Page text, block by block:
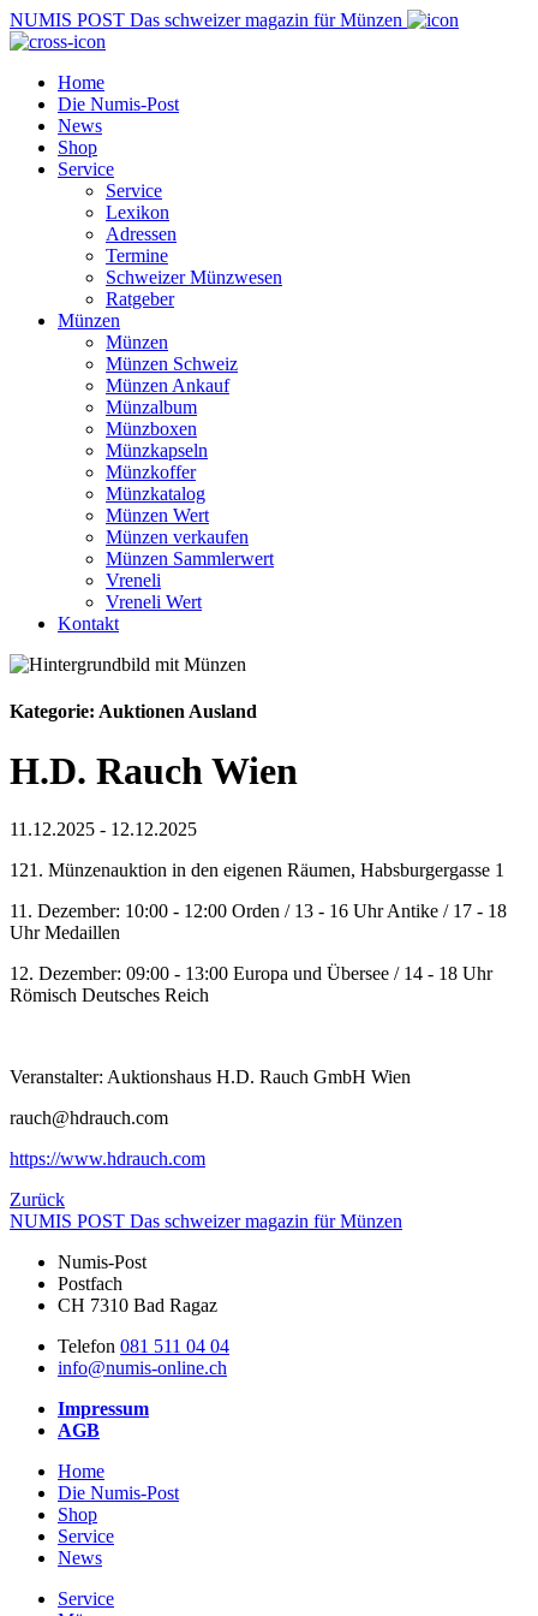
NUMIS POST Das schweizer magazin für Münzen
Home
Die Numis-Post
News
Shop
Service
Service
Lexikon
Adressen
Termine
Schweizer Münzwesen
Ratgeber
Münzen
Münzen
Münzen Schweiz
Münzen Ankauf
Münzalbum
Münzboxen
Münzkapseln
Münzkoffer
Münzkatalog
Münzen Wert
Münzen verkaufen
Münzen Sammlerwert
Vreneli
Vreneli Wert
Kontakt
Kategorie: Auktionen Ausland
H.D. Rauch Wien
11.12.2025 - 12.12.2025
121. Münzenauktion in den eigenen Räumen, Habsburgergasse 1
11. Dezember: 10:00 - 12:00 Orden / 13 - 16 Uhr Antike / 17 - 18
Uhr Medaillen
12. Dezember: 09:00 - 13:00 Europa und Übersee / 14 - 18 Uhr
Römisch Deutsches Reich
Veranstalter: Auktionshaus H.D. Rauch GmbH Wien
rauch@hdrauch.com
https://www.hdrauch.com
Zurück
NUMIS POST Das schweizer magazin für Münzen
Numis-Post
Postfach
CH 7310 Bad Ragaz
Telefon 081 511 04 04
info@numis-online.ch
Impressum
AGB
Home
Die Numis-Post
Shop
Service
News
Service